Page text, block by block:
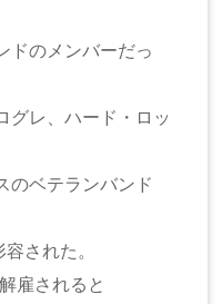
ドのメンバーだっ
グレ、ハード・ロッ
のベテランバンド
された。
雇されると